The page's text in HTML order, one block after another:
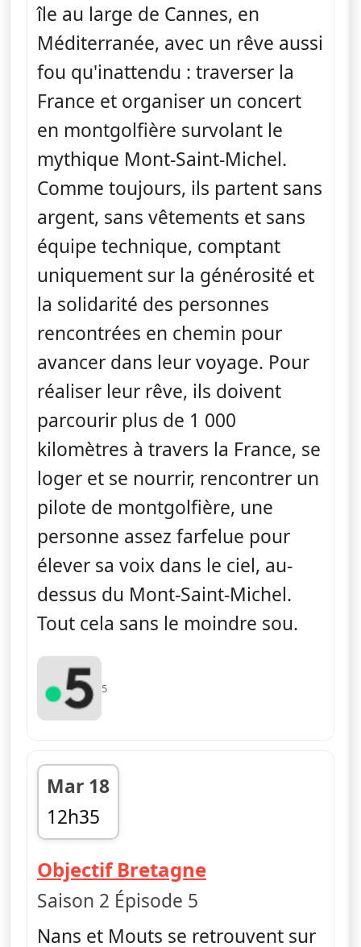
île au large de Cannes, en
Méditerranée, avec un rêve aussi
fou qu'inattendu : traverser la
France et organiser un concert
en montgolfière survolant le
mythique Mont-Saint-Michel.
Comme toujours, ils partent sans
argent, sans vêtements et sans
équipe technique, comptant
uniquement sur la générosité et
la solidarité des personnes
rencontrées en chemin pour
avancer dans leur voyage. Pour
réaliser leur rêve, ils doivent
parcourir plus de 1 000
kilomètres à travers la France, se
loger et se nourrir, rencontrer un
pilote de montgolfière, une
personne assez farfelue pour
élever sa voix dans le ciel, au-
dessus du Mont-Saint-Michel.
Tout cela sans le moindre sou.
5
Mar 18
12h35
fin 13h35
Objectif Bretagne— Nus et
Saison 2 Épisode 5
Nans et Mouts se retrouvent sur